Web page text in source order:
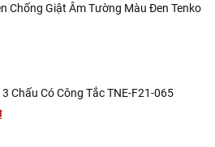
Chống Giật Âm Tường Màu Đen Tenko
Chấu Có Công Tắc TNE-F21-065